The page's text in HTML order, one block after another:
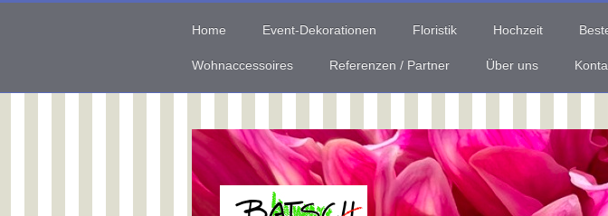
Home Event-Dekorationen Floristik Hochzeit
Wohnaccessoires Referenzen / Partner Über uns